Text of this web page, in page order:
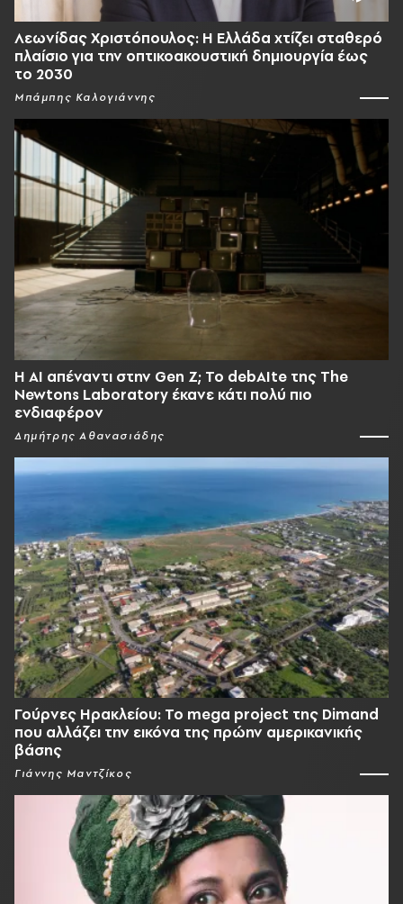
Λεωνίδας Χριστόπουλος: Η Ελλάδα χτίζει σταθερό
πλαίσιο για την οπτικοακουστική δημιουργία έως
το 2030
Μπάμπης Καλογιάννης
Η AI απέναντι στην Gen Z; Το debAIte της The
Newtons Laboratory έκανε κάτι πολύ πιο
ενδιαφέρον
Δημήτρης Αθανασιάδης
Γούρνες Ηρακλείου: To mega project της Dimand
που αλλάζει την εικόνα της πρώην αμερικανικής
βάσης
Γιάννης Μαντζίκος